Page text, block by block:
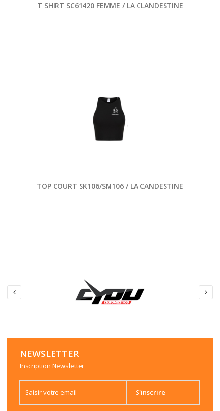
T SHIRT SC61420 FEMME / LA CLANDESTINE
TOP COURT SK106/SM106 / LA CANDESTINE
NEWSLETTER
Inscription Newsletter
S'inscrire